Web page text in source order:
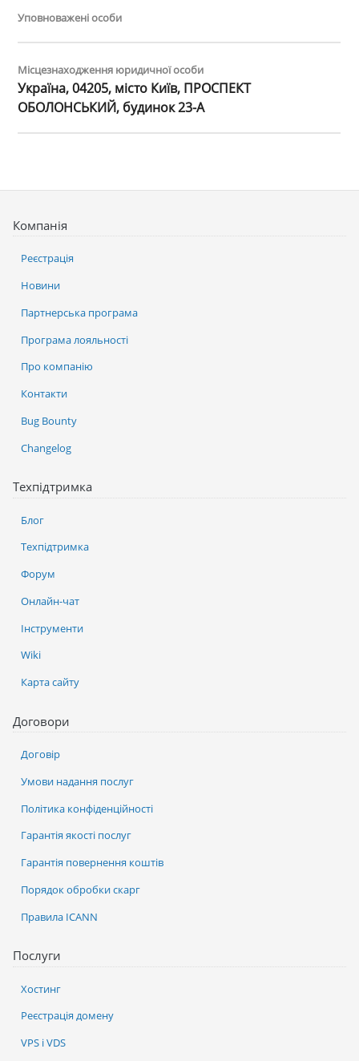
Уповноважені особи
Місцезнаходження юридичної особи
Україна, 04205, місто Київ, ПРОСПЕКТ
ОБОЛОНСЬКИЙ, будинок 23-А
Послуги
Хостинг
Реєстрація домену
VPS і VDS
Компанія
Реєстрація
Новини
Партнерська програма
Програма лояльності
Про компанію
Контакти
Bug Bounty
Changelog
Техпідтримка
Блог
Техпідтримка
Форум
Онлайн-чат
Інструменти
Wiki
Карта сайту
Договори
Договір
Умови надання послуг
Політика конфіденційності
Гарантія якості послуг
Гарантія повернення коштів
Порядок обробки скарг
Правила ICANN